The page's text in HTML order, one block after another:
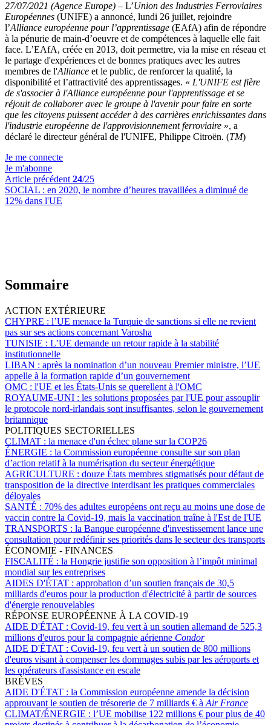
27/07/2021 (Agence Europe) – L’Union des Industries Ferroviaires
Européennes (UNIFE) a annoncé, lundi 26 juillet, rejoindre
l’Alliance européenne pour l’apprentissage (EAfA) afin de répondre
à la pénurie de main-d’oeuvre et de compétences à laquelle elle fait
face. L’EAfA, créée en 2013, doit permettre, via la mise en réseau et
le partage d'expériences et de bonnes pratiques avec les autres
membres de l'Alliance et le public, de renforcer la qualité, la
disponibilité et l’attractivité des apprentissages. « L'UNIFE est fière
de s'associer à l'Alliance européenne pour l'apprentissage et se
réjouit de collaborer avec le groupe à l'avenir pour faire en sorte
que les citoyens puissent accéder à des carrières enrichissantes dans
l'industrie européenne de l'approvisionnement ferroviaire », a
déclaré le directeur général de l'UNIFE, Philippe Citroën. (TM)
Je me connecte
Je m'abonne
Article précédent 24/25
SOCIAL : en 2020, le nombre d’heures travaillées a diminué de
12% dans l'UE
Sommaire
ACTION EXTÉRIEURE
CHYPRE : l’UE menace la Turquie de sanctions si elle ne revient
pas sur ses actions concernant Varosha
TUNISIE : L’UE demande un retour rapide à la stabilité
institutionnelle
LIBAN : après la nomination d’un nouveau Premier ministre, l’UE
appelle à la formation rapide d’un gouvernement
OMC : l'UE et les États-Unis se querellent à l'OMC
ROYAUME-UNI : les solutions proposées par l'UE pour assouplir
le protocole nord-irlandais sont insuffisantes, selon le gouvernement
britannique
POLITIQUES SECTORIELLES
CLIMAT : la menace d'un échec plane sur la COP26
ÉNERGIE : la Commission européenne consulte sur son plan
d’action relatif à la numérisation du secteur énergétique
AGRICULTURE : douze États membres stigmatisés pour défaut de
transposition de la directive interdisant les pratiques commerciales
déloyales
SANTÉ : 70% des adultes européens ont reçu au moins une dose de
vaccin contre la Covid-19, mais la vaccination traîne à l'Est de l'UE
TRANSPORTS : la Banque européenne d'investissement lance une
consultation pour redéfinir ses priorités dans le secteur des transports
ÉCONOMIE - FINANCES
FISCALITÉ : la Hongrie justifie son opposition à l’impôt minimal
mondial sur les entreprises
AIDES D'ÉTAT : approbation d’un soutien français de 30,5
milliards d'euros pour la production d'électricité à partir de sources
d'énergie renouvelables
RÉPONSE EUROPÉENNE À LA COVID-19
AIDE D'ÉTAT : Covid-19, feu vert à un soutien allemand de 525,3
millions d'euros pour la compagnie aérienne Condor
AIDE D'ÉTAT : Covid-19, feu vert à un soutien de 800 millions
d'euros visant à compenser les dommages subis par les aéroports et
les opérateurs d'assistance en escale
BRÈVES
AIDE D'ÉTAT : la Commission européenne amende la décision
approuvant le soutien de trésorerie de 7 milliards € à Air France
CLIMAT/ÉNERGIE : l’UE mobilise 122 millions € pour plus de 40